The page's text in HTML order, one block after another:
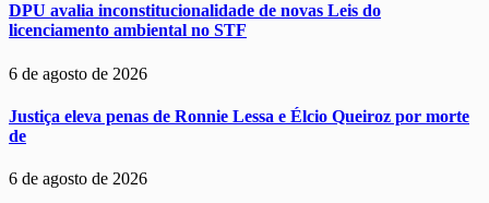
DPU avalia inconstitucionalidade de novas Leis do
licenciamento ambiental no STF
6 de agosto de 2026
Justiça eleva penas de Ronnie Lessa e Élcio Queiroz por morte
de
6 de agosto de 2026